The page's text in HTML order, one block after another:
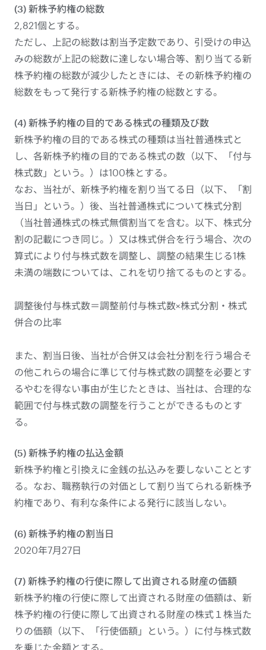
(3) 新株予約権の総数
2,821個とする。
ただし、上記の総数は割当予定数であり、引受けの申込
みの総数が上記の総数に達しない場合等、割り当てる新
株予約権の総数が減少したときには、その新株予約権の
総数をもって発行する新株予約権の総数とする。
(4) 新株予約権の目的である株式の種類及び数
新株予約権の目的である株式の種類は当社普通株式と
し、各新株予約権の目的である株式の数（以下、「付与
株式数」という。）は100株とする。
なお、当社が、新株予約権を割り当てる日（以下、「割
当日」という。）後、当社普通株式について株式分割
（当社普通株式の株式無償割当てを含む。以下、株式分
割の記載につき同じ。）又は株式併合を行う場合、次の
算式により付与株式数を調整し、調整の結果生じる1株
未満の端数については、これを切り捨てるものとする。
調整後付与株式数＝調整前付与株式数×株式分割・株式
併合の比率
また、割当日後、当社が合併又は会社分割を行う場合そ
の他これらの場合に準じて付与株式数の調整を必要とす
るやむを得ない事由が生じたときは、当社は、合理的な
範囲で付与株式数の調整を行うことができるものとす
る。
(5) 新株予約権の払込金額
新株予約権と引換えに金銭の払込みを要しないこととす
る。なお、職務執行の対価として割り当てられる新株予
約権であり、有利な条件による発行に該当しない。
(6) 新株予約権の割当日
2020年7月27日
(7) 新株予約権の行使に際して出資される財産の価額
新株予約権の行使に際して出資される財産の価額は、新
株予約権の行使に際して出資される財産の株式１株当た
りの価額（以下、「行使価額」という。）に付与株式数
を乗じた金額とする。